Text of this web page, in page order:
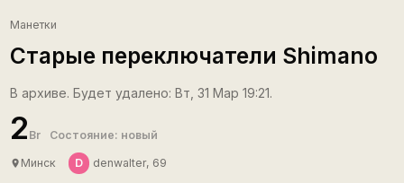
Манетки
Старые переключатели Shimano
В архиве. Будет удалено: Вт, 31 Мар 19:21.
2 Br Состояние: новый
place Минск D denwalter, 69